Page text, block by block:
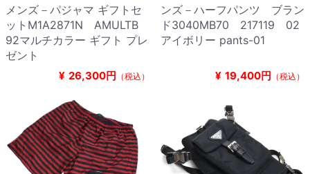
メンズ－パジャマ ギフトセ
ットM1A2871N AMULTB
92マルチカラー ギフト プレ
ゼント
¥ 26,300円 （税込）
ンズ－ハーフパンツ ブラン
ド3040MB70 217119 02
アイボリー pants-01
¥ 19,400円 （税込）